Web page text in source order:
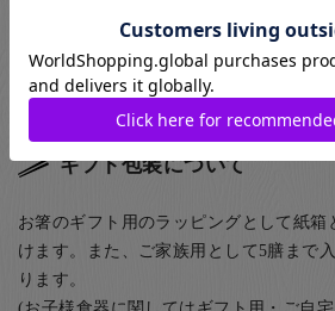
名入れ
ギフト包装について
お箸のギフト用のラッピングとして紙箱
けます。また、ご家族用として5膳まで
ります。